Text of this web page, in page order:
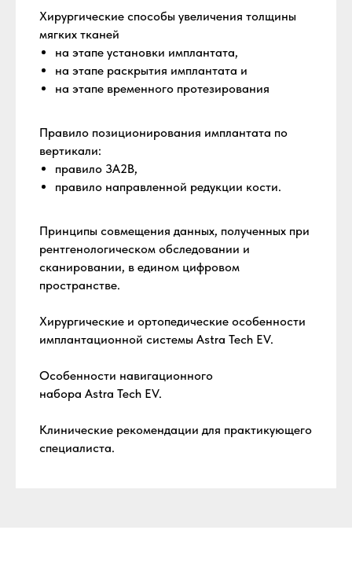
Хирургические способы увеличения толщины
мягких тканей
на этапе установки имплантата,
на этапе раскрытия имплантата и
на этапе временного протезирования
Правило позиционирования имплантата по
вертикали:
правило 3А2В,
правило направленной редукции кости.
Принципы совмещения данных, полученных при
рентгенологическом обследовании и
сканировании, в едином цифровом
пространстве.
Хирургические и ортопедические особенности
имплантационной системы Astra Tech EV.
Особенности навигационного
набора Astra Tech EV.
Клинические рекомендации для практикующего
специалиста.